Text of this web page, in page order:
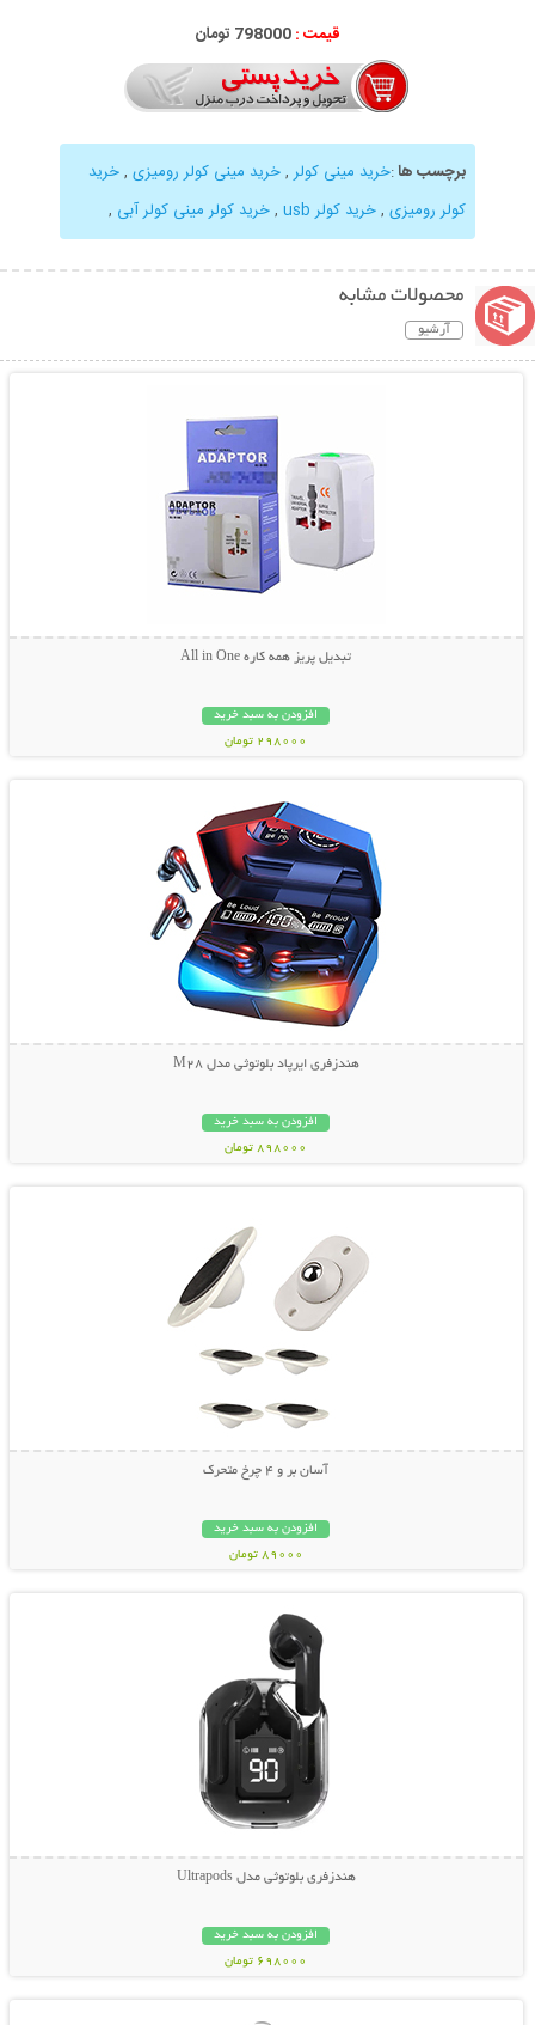
قیمت :798000 تومان
برچسب ها:خرید مینی کولر ,خرید مینی کولر رومیزی ,خرید
کولر رومیزی ,خرید کولر usb ,خرید کولر مینی کولر آبی ,
محصولات مشابه
آرشیو
تبدیل پریز همه کاره All in One
افزودن به سبد خرید
298000 تومان
نمایش توضیحات بیشتر
هندزفری ایرپاد بلوتوثی مدل M28
افزودن به سبد خرید
898000 تومان
نمایش توضیحات بیشتر
آسان بر و 4 چرخ متحرک
افزودن به سبد خرید
89000 تومان
نمایش توضیحات بیشتر
هندزفری بلوتوثی مدل Ultrapods
افزودن به سبد خرید
698000 تومان
نمایش توضیحات بیشتر